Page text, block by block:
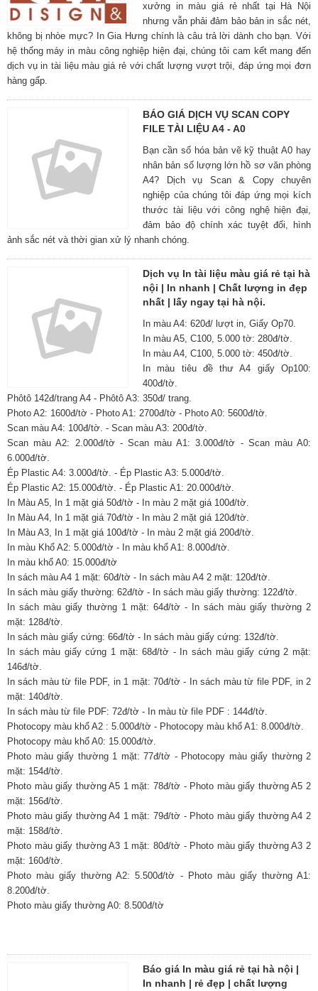
xưởng in màu giá rẻ nhất tại Hà Nội
nhưng vẫn phải đảm bảo bản in sắc nét,
không bị nhòe mực? In Gia Hưng chính là câu trả lời dành cho bạn. Với
hệ thống máy in màu công nghiệp hiện đại, chúng tôi cam kết mang đến
dịch vụ in tài liệu màu giá rẻ với chất lượng vượt trội, đáp ứng mọi đơn
hàng gấp.
BÁO GIÁ DỊCH VỤ SCAN COPY
FILE TÀI LIỆU A4 - A0
Bạn cần số hóa bản vẽ kỹ thuật A0 hay
nhân bản số lượng lớn hồ sơ văn phòng
A4? Dịch vụ Scan & Copy chuyên
nghiệp của chúng tôi đáp ứng mọi kích
thước tài liệu với công nghệ hiện đại,
đảm bảo độ chính xác tuyệt đối, hình
ảnh sắc nét và thời gian xử lý nhanh chóng.
Dịch vụ In tài liệu màu giá rẻ tại hà
nội | In nhanh | Chất lượng in đẹp
nhất | lấy ngay tại hà nội.
In màu A4: 620đ/ lượt in, Giấy Op70.
In màu A5, C100, 5.000 tờ: 280đ/tờ.
In màu A4, C100, 5.000 tờ: 450đ/tờ.
In màu tiêu đề thư A4 giấy Op100:
400đ/tờ.
Phôtô 142đ/trang A4 - Phôtô A3: 350đ/ trang.
Photo A2: 1600đ/tờ - Photo A1: 2700đ/tờ - Photo A0: 5600đ/tờ.
Scan màu A4: 100đ/tờ. - Scan màu A3: 200đ/tờ.
Scan màu A2: 2.000đ/tờ - Scan màu A1: 3.000đ/tờ - Scan màu A0:
6.000đ/tờ.
Ép Plastic A4: 3.000đ/tờ. - Ép Plastic A3: 5.000đ/tờ.
Ép Plastic A2: 15.000đ/tờ. - Ép Plastic A1: 20.000đ/tờ.
In Màu A5, In 1 mặt giá 50đ/tờ - In màu 2 mặt giá 100đ/tờ.
In Màu A4, In 1 mặt giá 70đ/tờ - In màu 2 mặt giá 120đ/tờ.
In Màu A3, In 1 mặt giá 100đ/tờ - In màu 2 mặt giá 200đ/tờ.
In màu Khổ A2: 5.000đ/tờ - In màu khổ A1: 8.000đ/tờ.
In màu khổ A0: 15.000đ/tờ
In sách màu A4 1 mặt: 60đ/tờ - In sách màu A4 2 mặt: 120đ/tờ.
In sách màu giấy thường: 62đ/tờ - In sách màu giấy thường: 122đ/tờ.
In sách màu giấy thường 1 mặt: 64đ/tờ - In sách màu giấy thường 2
mặt: 128đ/tờ.
In sách màu giấy cứng: 66đ/tờ - In sách màu giấy cứng: 132đ/tờ.
In sách màu giấy cứng 1 mặt: 68đ/tờ - In sách màu giấy cứng 2 mặt:
146đ/tờ.
In sách màu từ file PDF, in 1 mặt: 70đ/tờ - In sách màu từ file PDF, in 2
mặt: 140đ/tờ.
In sách màu từ file PDF: 72đ/tờ - In màu từ file PDF : 144đ/tờ.
Photocopy màu khổ A2 : 5.000đ/tờ - Photocopy màu khổ A1: 8.000đ/tờ.
Photocopy màu khổ A0: 15.000đ/tờ.
Photo màu giấy thường 1 mặt: 77đ/tờ - Photocopy màu giấy thường 2
mặt: 154đ/tờ.
Photo màu giấy thường A5 1 mặt: 78đ/tờ - Photo màu giấy thường A5 2
mặt: 156đ/tờ.
Photo màu giấy thường A4 1 mặt: 79đ/tờ - Photo màu giấy thường A4 2
mặt: 158đ/tờ.
Photo màu giấy thường A3 1 mặt: 80đ/tờ - Photo màu giấy thường A3 2
mặt: 160đ/tờ.
Photo màu giấy thường A2: 5.500đ/tờ - Photo màu giấy thường A1:
8.200đ/tờ.
Photo màu giấy thường A0: 8.500đ/tờ
Báo giá In màu giá rẻ tại hà nội |
In nhanh | rẻ đẹp | chất lượng